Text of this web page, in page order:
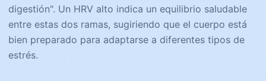
digestión". Un HRV alto indica un equilibrio saludable
entre estas dos ramas, sugiriendo que el cuerpo está
bien preparado para adaptarse a diferentes tipos de
estrés.